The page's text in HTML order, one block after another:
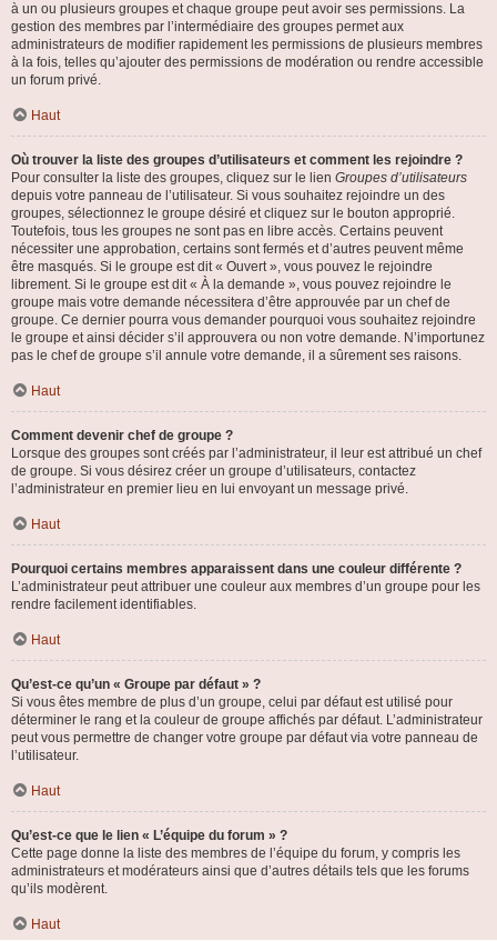
à un ou plusieurs groupes et chaque groupe peut avoir ses permissions. La
gestion des membres par l’intermédiaire des groupes permet aux
administrateurs de modifier rapidement les permissions de plusieurs membres
à la fois, telles qu’ajouter des permissions de modération ou rendre accessible
un forum privé.
Haut
Où trouver la liste des groupes d’utilisateurs et comment les rejoindre ?
Pour consulter la liste des groupes, cliquez sur le lien Groupes d’utilisateurs
depuis votre panneau de l’utilisateur. Si vous souhaitez rejoindre un des
groupes, sélectionnez le groupe désiré et cliquez sur le bouton approprié.
Toutefois, tous les groupes ne sont pas en libre accès. Certains peuvent
nécessiter une approbation, certains sont fermés et d’autres peuvent même
être masqués. Si le groupe est dit « Ouvert », vous pouvez le rejoindre
librement. Si le groupe est dit « À la demande », vous pouvez rejoindre le
groupe mais votre demande nécessitera d’être approuvée par un chef de
groupe. Ce dernier pourra vous demander pourquoi vous souhaitez rejoindre
le groupe et ainsi décider s’il approuvera ou non votre demande. N’importunez
pas le chef de groupe s’il annule votre demande, il a sûrement ses raisons.
Haut
Comment devenir chef de groupe ?
Lorsque des groupes sont créés par l’administrateur, il leur est attribué un chef
de groupe. Si vous désirez créer un groupe d’utilisateurs, contactez
l’administrateur en premier lieu en lui envoyant un message privé.
Haut
Pourquoi certains membres apparaissent dans une couleur différente ?
L’administrateur peut attribuer une couleur aux membres d’un groupe pour les
rendre facilement identifiables.
Haut
Qu’est-ce qu’un « Groupe par défaut » ?
Si vous êtes membre de plus d’un groupe, celui par défaut est utilisé pour
déterminer le rang et la couleur de groupe affichés par défaut. L’administrateur
peut vous permettre de changer votre groupe par défaut via votre panneau de
l’utilisateur.
Haut
Qu’est-ce que le lien « L’équipe du forum » ?
Cette page donne la liste des membres de l’équipe du forum, y compris les
administrateurs et modérateurs ainsi que d’autres détails tels que les forums
qu’ils modèrent.
Haut